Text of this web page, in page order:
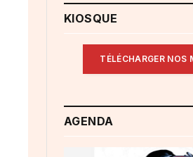
KIOSQUE
TÉLÉCHARGER NOS
AGENDA